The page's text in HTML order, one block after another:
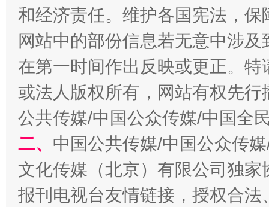
“刷贴”乱象丛生
生
揭批美国五大"原罪" "炒
和经济责任。维护各国宪法，
网站中的部份信息若无意中涉
在第一时间作出反映或更正。
或法人版权所有，网站有权先
公共传媒/中国公众传媒/中国全
二、 中国公共传媒/中国公众传
文化传媒（北京）有限公司独
报刊电视台友情链接，授权合